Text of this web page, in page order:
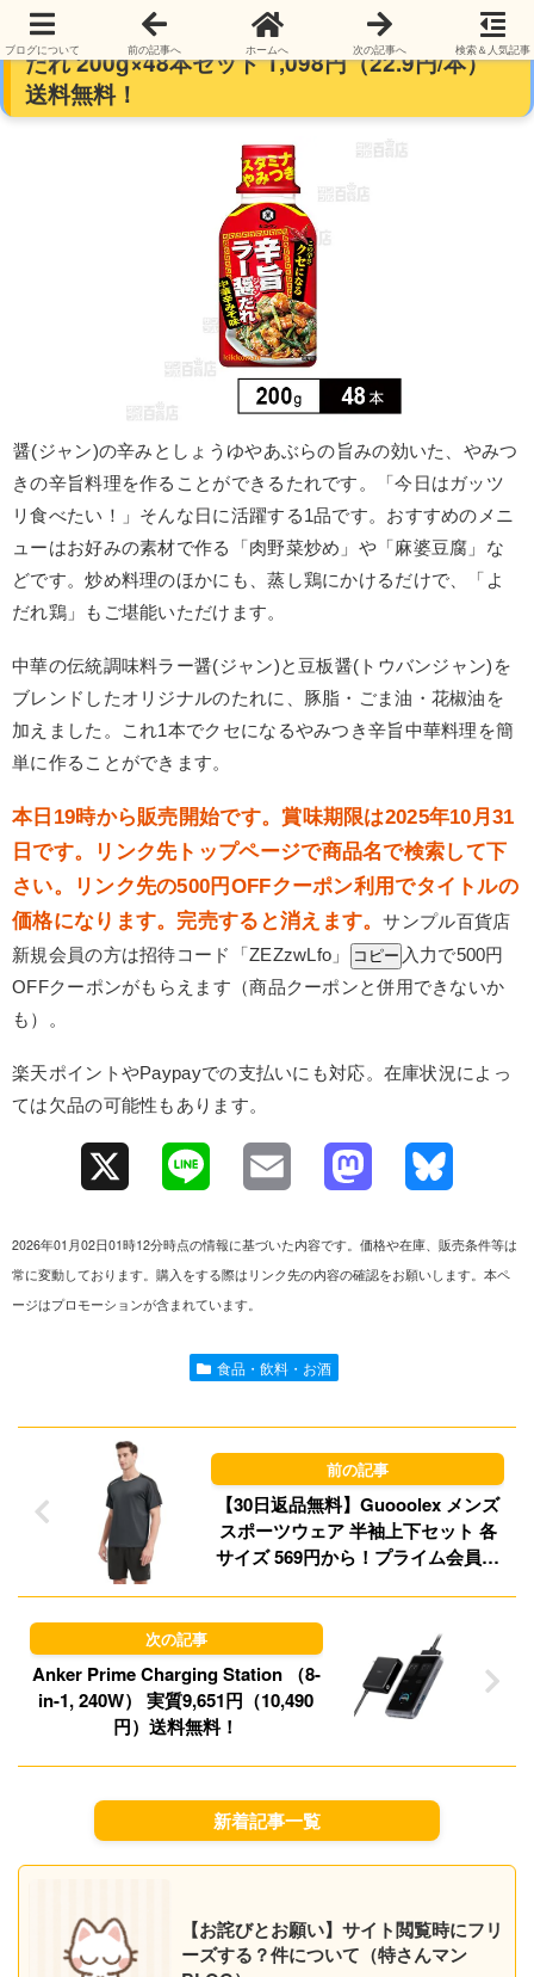
【19時】キッコーマン クセになる 辛旨ラー醤
だれ 200g×48本セット 1,098円（22.9円/本）
送料無料！
醤(ジャン)の辛みとしょうゆやあぶらの旨みの効いた、やみつ
きの辛旨料理を作ることができるたれです。「今日はガッツ
リ食べたい！」そんな日に活躍する1品です。おすすめのメニ
ューはお好みの素材で作る「肉野菜炒め」や「麻婆豆腐」な
どです。炒め料理のほかにも、蒸し鶏にかけるだけで、「よ
だれ鶏」もご堪能いただけます。
中華の伝統調味料ラー醤(ジャン)と豆板醤(トウバンジャン)を
ブレンドしたオリジナルのたれに、豚脂・ごま油・花椒油を
加えました。これ1本でクセになるやみつき辛旨中華料理を簡
単に作ることができます。
本日19時から販売開始です。賞味期限は2025年10月31
日です。リンク先トップページで商品名で検索して下
さい。リンク先の500円OFFクーポン利用でタイトルの
価格になります。完売すると消えます。サンプル百貨店
新規会員の方は招待コード「ZEZzwLfo 」 コピー 入力で500円
OFFクーポンがもらえます（商品クーポンと併用できないか
も）。
楽天ポイントやPaypayでの支払いにも対応。在庫状況によっ
ては欠品の可能性もあります。
e
l
o
n
y
2026年01月02日01時12分時点の情報に基づいた内容です。価格や在庫、販売条件等は
常に変動しております。購入をする際はリンク先の内容の確認をお願いします。本ペ
ージはプロモーションが含まれています。
食品・飲料・お酒
【30日返品無料】Guooolex メンズ
スポーツウェア 半袖上下セット 各
サイズ 569円から！プライム会員は
Anker Prime Charging Station （8-
in-1, 240W） 実質9,651円（10,490
円）送料無料！
新着記事一覧
【お詫びとお願い】サイト閲覧時にフリ
ーズする？件について（特さんマン
ブログについて 前の記事へ ホームへ 次の記事へ 検索＆人気記事